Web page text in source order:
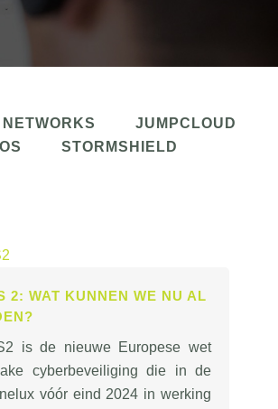
Management
JUMPCLOUD
STORMSHIELD
2: WAT KUNNEN WE NU AL
is de nieuwe Europese wet
cyberbeveiliging die in de
vóór eind 2024 in werking